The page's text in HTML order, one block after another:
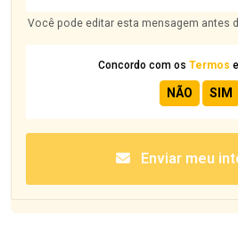
Você pode editar esta mensagem antes
Concordo com os Termos e
Enviar meu